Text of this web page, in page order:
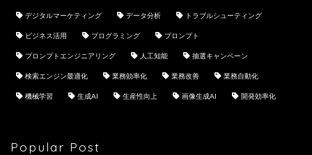
デジタルマーケティング データ分析 トラブルシューティング
ビジネス活用 プログラミング プロンプト
プロンプトエンジニアリング 人工知能 抽選キャンペーン
検索エンジン最適化 業務効率化 業務改善 業務自動化
機械学習 生成AI 生産性向上 画像生成AI 開発効率化
Popular Post